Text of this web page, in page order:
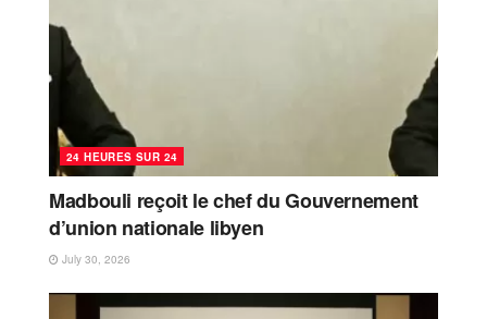
24 HEURES SUR 24
Madbouli reçoit le chef du Gouvernement
d’union nationale libyen
July 30, 2026